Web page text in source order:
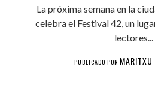
La próxima semana en la
celebra el Festival 42, un
lectores...
PUBLICADO POR